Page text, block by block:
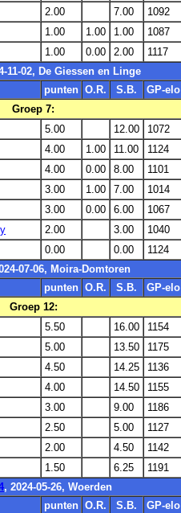
2.00 7.00
1092
1.00 1.00 1.00
1087
1.00 0.00 2.00
1117
11-02, De Giessen en Linge
punten O.R. S.B.
GP-elo
Groep 7:
5.00 12.00
1072
4.00 1.00 11.00
1124
4.00 0.00 8.00
1101
3.00 1.00 7.00
1014
3.00 0.00 6.00
1067
2.00 3.00
1040
0.00 0.00
1124
07-06, Moira-Domtoren
punten O.R. S.B.
GP-elo
Groep 12:
5.50 16.00
1154
5.00 13.50
1175
4.50 14.25
1136
4.00 14.50
1155
3.00 9.00
1186
2.50 5.00
1127
2.00 4.50
1142
1.50 6.25
1191
, 2024-05-26, Woerden
punten O.R. S.B.
GP-elo